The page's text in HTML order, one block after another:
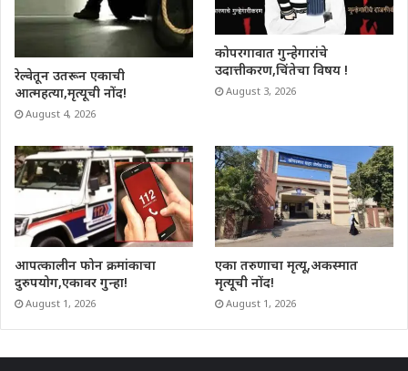
रेल्वेतून उतरून एकाची
आत्महत्या,मृत्यूची नोंद!
August 4, 2026
कोपरगावात गुन्हेगारांचे
उदात्तीकरण,चिंतेचा विषय !
August 3, 2026
आपत्कालीन फोन क्रमांकाचा
दुरुपयोग,एकावर गुन्हा!
August 1, 2026
एका तरुणाचा मृत्यू,अकस्मात
मृत्यूची नोंद!
August 1, 2026